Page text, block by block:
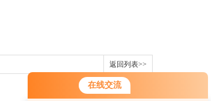
在线交流
返回列表>>